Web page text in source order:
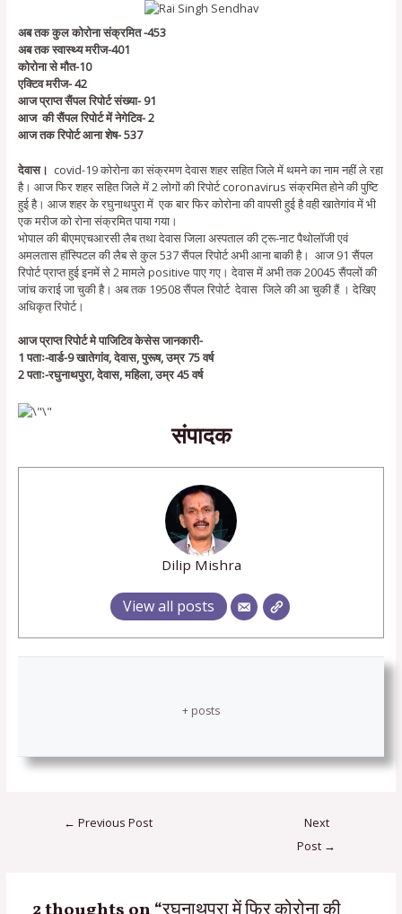
अब तक कुल कोरोना संक्रमित -453
अब तक स्वास्थ्य मरीज-401
कोरोना से मौत-10
एक्टिव मरीज- 42
आज प्राप्त सैंपल रिपोर्ट संख्या- 91
आज की सैंपल रिपोर्ट में नेगेटिव- 2
आज तक रिपोर्ट आना शेष- 537
देवास। covid-19 कोरोना का संक्रमण देवास शहर सहित जिले में थमने का नाम नहीं ले रहा
है। आज फिर शहर सहित जिले में 2 लोगों की रिपोर्ट coronavirus संक्रमित होने की पुष्टि
हुई है। आज शहर के रघुनाथपुरा में एक बार फिर कोरोना की वापसी हुई है वही खातेगांव में भी
एक मरीज को रोना संक्रमित पाया गया।
भोपाल की बीएमएचआरसी लैब तथा देवास जिला अस्पताल की ट्रू-नाट पैथोलॉजी एवं
अमलतास हॉस्पिटल की लैब से कुल 537 सैंपल रिपोर्ट अभी आना बाकी है। आज 91 सैंपल
रिपोर्ट प्राप्त हुई इनमें से 2 मामले positive पाए गए। देवास में अभी तक 20045 सैंपलों की
जांच कराई जा चुकी है। अब तक 19508 सैंपल रिपोर्ट देवास जिले की आ चुकी हैं । देखिए
अधिकृत रिपोर्ट।
आज प्राप्‍त रिपोर्ट मे पाजिटिव केसेस जानकारी-
1 पताः-वार्ड-9 खातेगांव, देवास, पुरूष, उम्र 75 वर्ष
2 पताः-रघुनाथपुरा, देवास, महिला, उम्र 45 वर्ष
संपादक
Dilip Mishra
View all posts
+ posts
← Previous Post
Next
Post →